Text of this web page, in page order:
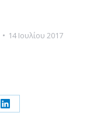
14 Ιουλίου 2017
Share